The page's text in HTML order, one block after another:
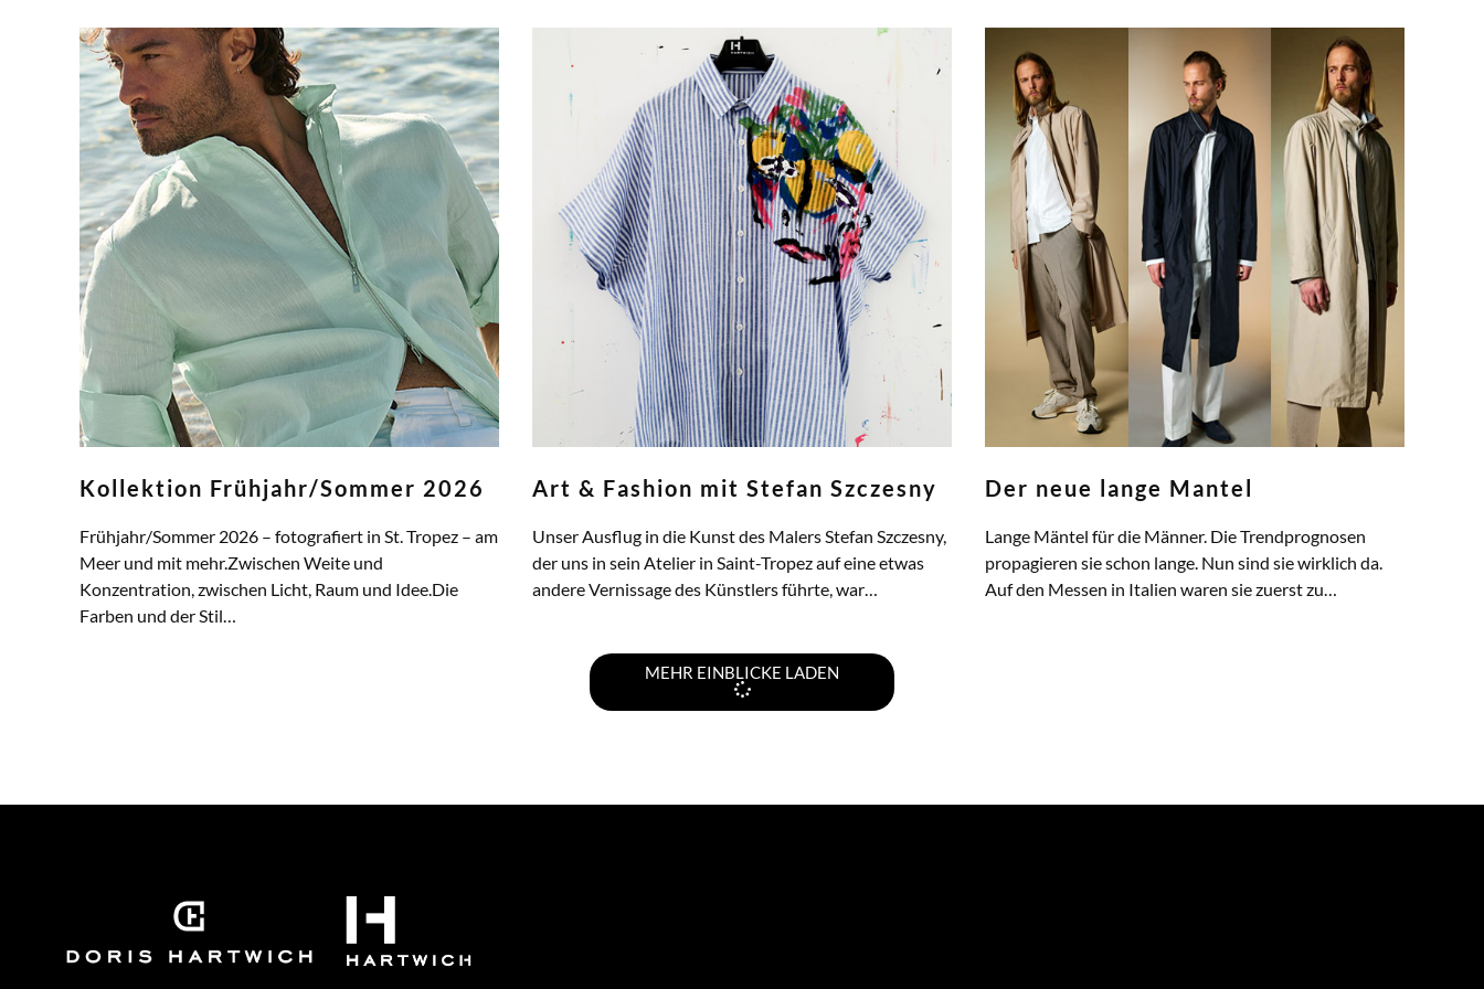
Kollektion Frühjahr/Sommer 2026
Frühjahr/Sommer 2026 – fotografiert in St. Tropez – am
Meer und mit mehr.Zwischen Weite und
Konzentration, zwischen Licht, Raum und Idee.Die
Farben und der Stil…
Art & Fashion mit Stefan Szczesny
Unser Ausflug in die Kunst des Malers Stefan Szczesny,
der uns in sein Atelier in Saint-Tropez auf eine etwas
andere Vernissage des Künstlers führte, war…
Der neue lange Mantel
Lange Mäntel für die Männer. Die Trendprognosen
propagieren sie schon lange. Nun sind sie wirklich da.
Auf den Messen in Italien waren sie zuerst zu…
MEHR EINBLICKE LADEN